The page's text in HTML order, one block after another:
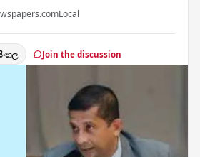
Local
Join the discussion